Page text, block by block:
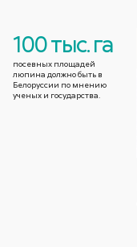
100 тыс. га
посевных площадей
люпина должно быть в
Белоруссии по мнению
ученых и государства.